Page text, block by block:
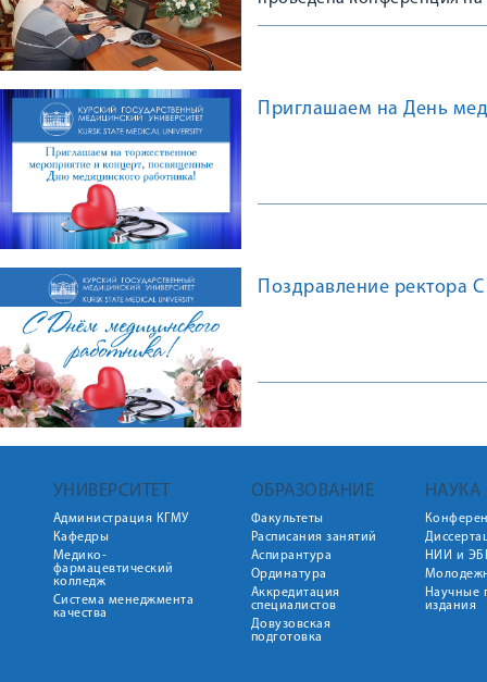
Приглашаем на День
Поздравление ректора
УНИВЕРСИТЕТ
Администрация КГМУ
Кафедры
Медико-
фармацевтический
колледж
Система менеджмента
качества
ОБРАЗОВАНИЕ
Факультеты
Расписания занятий
Аспирантура
Ординатура
Аккредитация
специалистов
Довузовская
подготовка
НАУКА
НИИ и
Научные
издания